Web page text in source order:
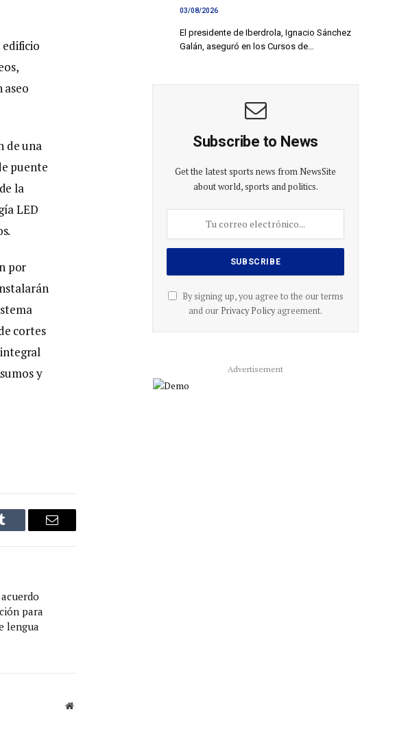
aseo
de una
puente
la
LED
por
cortes
y
Tumblr
Correo
para
lengua
Sitio
03/08/2026
El presidente de Iberdrola, Ignacio Sánchez
Galán, aseguró en los Cursos de…
Subscribe to News
Get the latest sports news from NewsSite
about world, sports and politics.
By signing up, you agree to the our terms
and our Privacy Policyagreement.
Advertisement